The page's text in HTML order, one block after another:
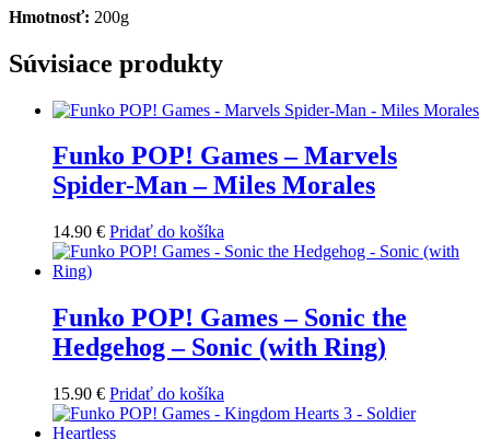
Hmotnosť: 200g
Súvisiace produkty
Funko POP! Games – Marvels
Spider-Man – Miles Morales
14.90 € Pridať do košíka
Funko POP! Games – Sonic the
Hedgehog – Sonic (with Ring)
15.90 € Pridať do košíka